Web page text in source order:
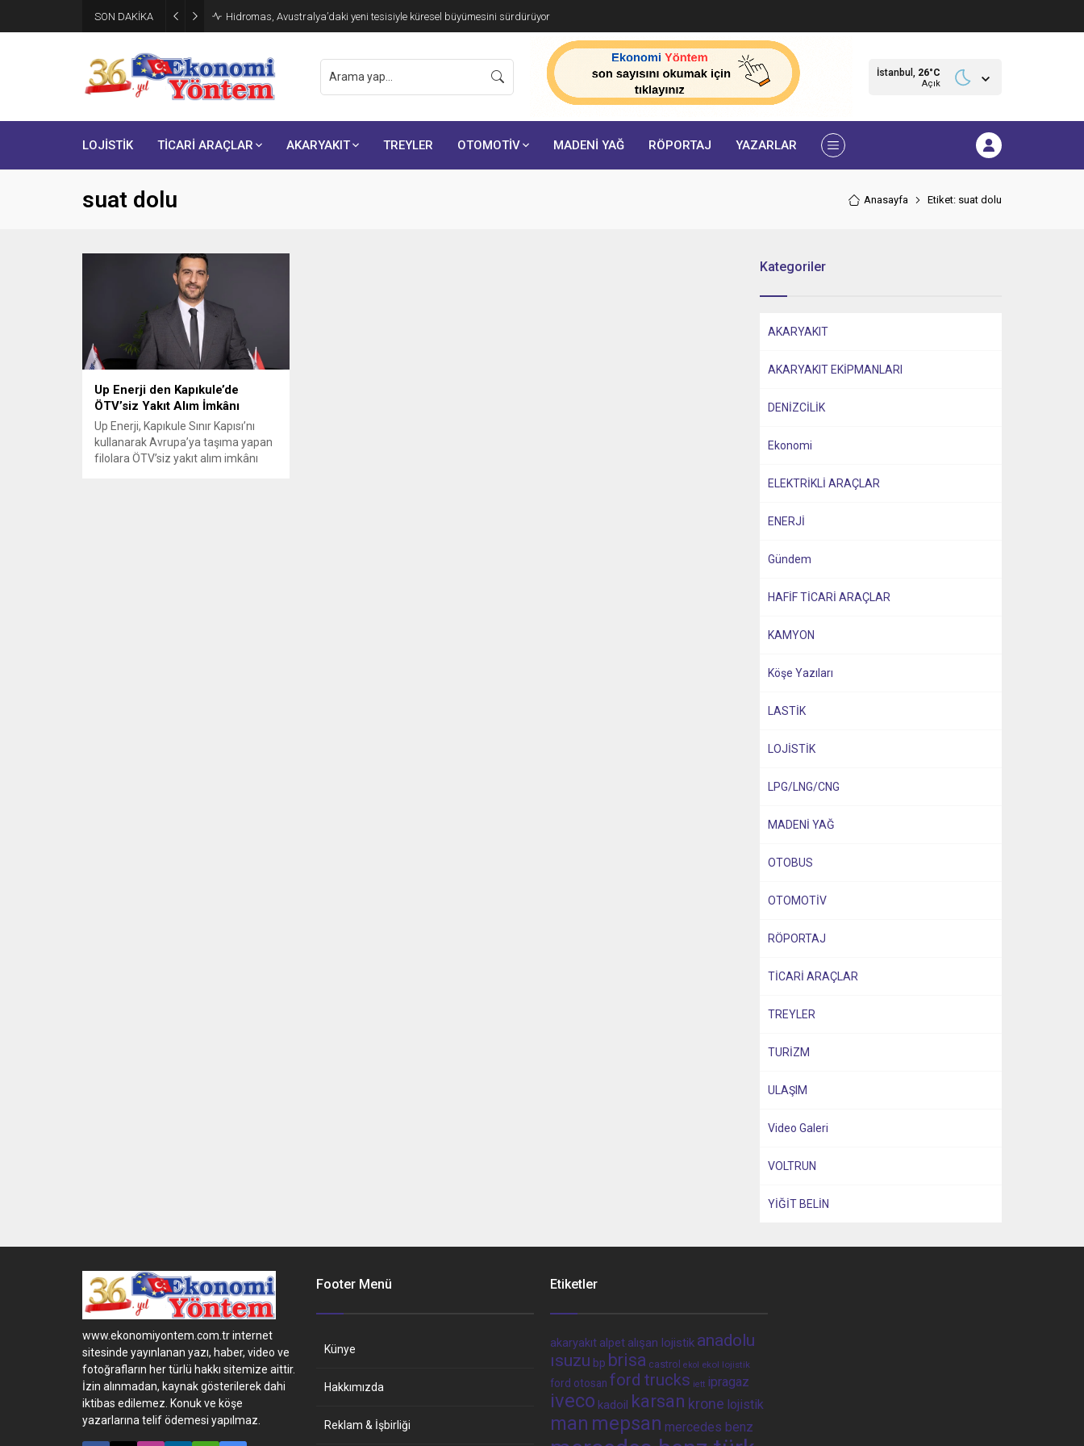
SON DAKİKA Hidromas, Avustralya’daki yeni tesisiyle küresel büyümesini sürdürüyor
İstanbul, 26°C
Açık
LOJİSTİK TİCARİ ARAÇLAR AKARYAKIT TREYLER OTOMOTİV MADENİ YAĞ RÖPORTAJ YAZARLAR
suat dolu Anasayfa Etiket: suat dolu
Up Enerji den Kapıkule’de
ÖTV’siz Yakıt Alım İmkânı
Up Enerji, Kapıkule Sınır Kapısı’nı
kullanarak Avrupa’ya taşıma yapan
filolara ÖTV’siz yakıt alım imkânı
Kategoriler
AKARYAKIT
AKARYAKIT EKİPMANLARI
DENİZCİLİK
Ekonomi
ELEKTRİKLİ ARAÇLAR
ENERJİ
Gündem
HAFİF TİCARİ ARAÇLAR
KAMYON
Köşe Yazıları
LASTİK
LOJİSTİK
LPG/LNG/CNG
MADENİ YAĞ
OTOBUS
OTOMOTİV
RÖPORTAJ
TİCARİ ARAÇLAR
TREYLER
TURİZM
ULAŞIM
Video Galeri
VOLTRUN
YİĞİT BELİN
www.ekonomiyontem.com.tr internet
sitesinde yayınlanan yazı, haber, video ve
fotoğrafların her türlü hakkı sitemize aittir.
İzin alınmadan, kaynak gösterilerek dahi
iktibas edilemez. Konuk ve köşe
yazarlarına telif ödemesi yapılmaz.
Footer Menü
Künye
Hakkımızda
Reklam & İşbirliği
Etiketler
akaryakıt alpet alışan lojistik anadolu
ısuzu bp brisa castrol ekol ekol lojistik
ford otosan ford trucks iett ipragaz
iveco kadoil karsan krone lojistik
man mepsan mercedes benz